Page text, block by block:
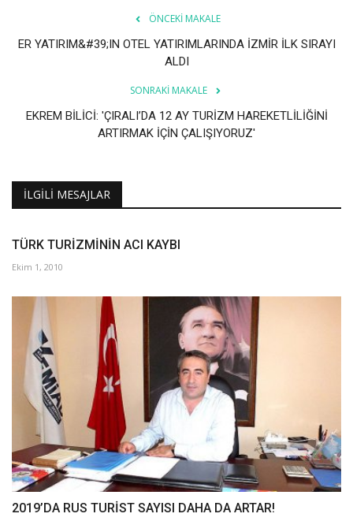
Araştırma - İnceleme
Röportajlar
Sizlerden Gelenler
Yorumlar
Video Tanıtım
Köşe Yazarları
Galeri
ÖNCEKI MAKALE
ER YATIRIM&#39;IN OTEL YATIRIMLARINDA İZMİR İLK SIRAYI
ALDI
SONRAKI MAKALE
EKREM BİLİCİ: 'ÇIRALI’DA 12 AY TURİZM HAREKETLİLİĞİNİ
ARTIRMAK İÇİN ÇALIŞIYORUZ'
İLGILI MESAJLAR
TÜRK TURİZMİNİN ACI KAYBI
Ekim 1, 2010
2019’DA RUS TURİST SAYISI DAHA DA ARTAR!